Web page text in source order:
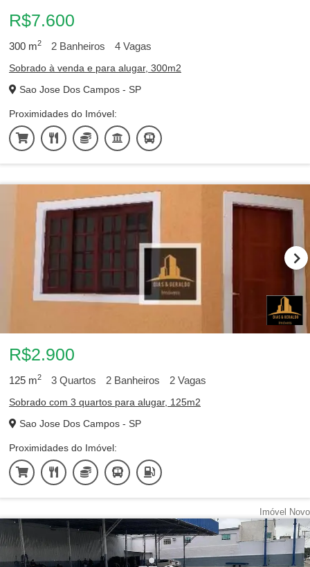
R$7.600
300 m2 2 Banheiros 4 Vagas
Sobrado à venda e para alugar, 300m2
Sao Jose Dos Campos - SP
Proximidades do Imóvel:
R$2.900
125 m2 3 Quartos 2 Banheiros 2 Vagas
Sobrado com 3 quartos para alugar, 125m2
Sao Jose Dos Campos - SP
Proximidades do Imóvel:
Imóvel Novo